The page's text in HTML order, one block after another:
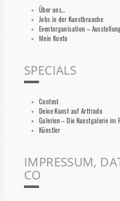
Über uns…
Jobs in der Kunstbranche
Eventorganisation –
Mein Konto
SPECIALS
Contest
Deine Kunst auf Arttrado
Galerien – Die Kunstgalerie im
Künstler
IMPRESSUM,
CO